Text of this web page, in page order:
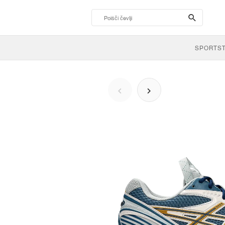
search-
btn